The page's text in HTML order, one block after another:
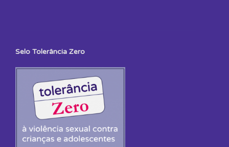
Selo Tolerância Zero